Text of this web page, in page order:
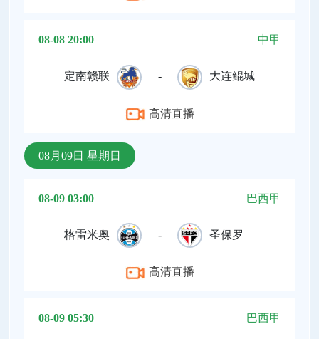
08-08 20:00 中甲
定南赣联 - 大连鲲城
高清直播
08月09日 星期日
08-09 03:00 巴西甲
格雷米奥 - 圣保罗
高清直播
08-09 05:30 巴西甲